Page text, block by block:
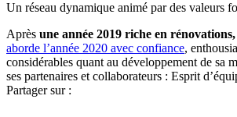
Un réseau dynamique animé par des valeurs
Après une année 2019 riche en
aborde l’année 2020 avec confiance,
considérables quant au développement de sa
ses partenaires et collaborateurs : Esprit
Partager sur :